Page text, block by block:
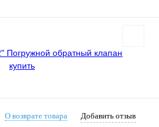
О возврате товара Добавить отзыв